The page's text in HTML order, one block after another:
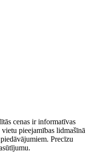
cenas ir ​informatīvas
pieejamības lidmašīnā
Precīzu